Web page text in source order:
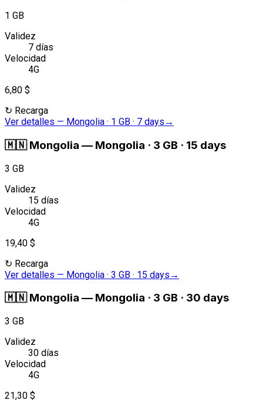
1 GB
Validez
7 días
Velocidad
4G
6,80 $
↻ Recarga
Ver detalles — Mongolia · 1 GB · 7 days →
🇲🇳 Mongolia — Mongolia · 3 GB · 15 days
3 GB
Validez
15 días
Velocidad
4G
19,40 $
↻ Recarga
Ver detalles — Mongolia · 3 GB · 15 days →
🇲🇳 Mongolia — Mongolia · 3 GB · 30 days
3 GB
Validez
30 días
Velocidad
4G
21,30 $